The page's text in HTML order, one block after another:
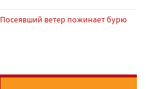
Посеявший ветер пожинает бурю